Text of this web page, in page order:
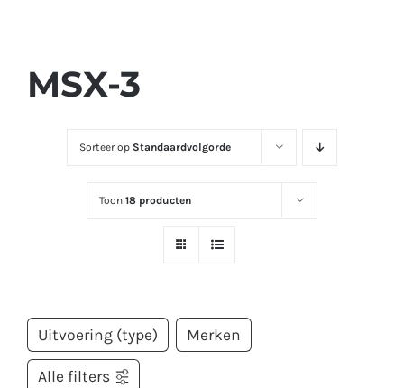
MSX-3
Sorteer op Standaardvolgorde
Toon18 producten
Uitvoering (type) Merken
Alle filters